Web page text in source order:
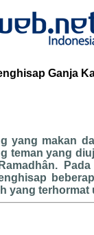
Ganja
yang makan
teman yang
yang